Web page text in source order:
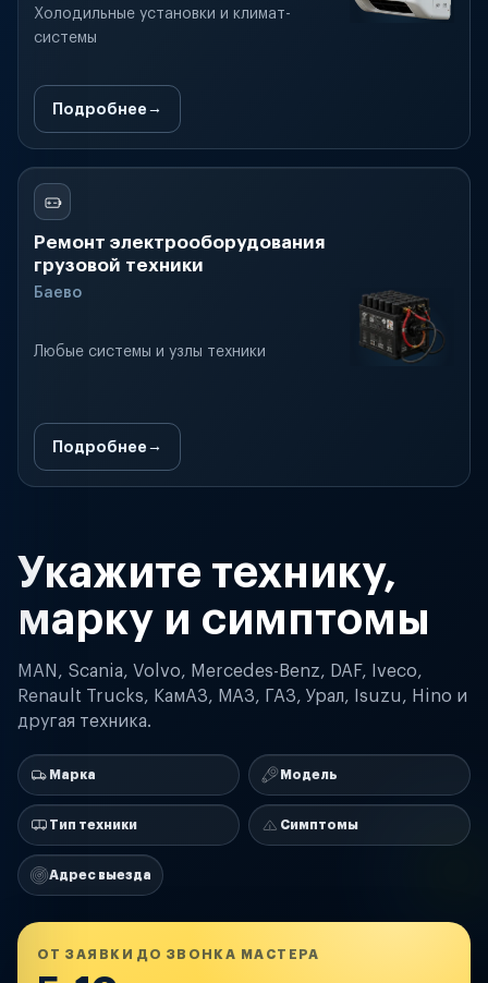
Холодильные установки и климат-
системы
Подробнее
Ремонт электрооборудования
грузовой техники
Баево
Любые системы и узлы техники
Подробнее
Укажите технику,
марку и симптомы
MAN, Scania, Volvo, Mercedes-Benz, DAF, Iveco,
Renault Trucks, КамАЗ, МАЗ, ГАЗ, Урал, Isuzu, Hino и
другая техника.
Марка Модель
Тип техники Симптомы
Адрес выезда
ОТ ЗАЯВКИ ДО ЗВОНКА МАСТЕРА